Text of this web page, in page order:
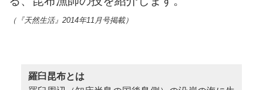
（『天然生活』2014年11月号掲載）
羅臼昆布とは